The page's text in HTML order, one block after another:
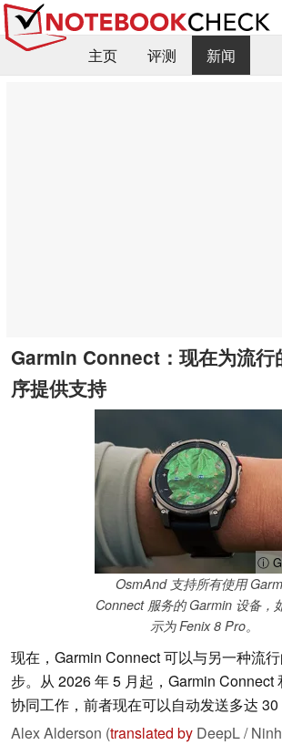
主页 评测
新闻
Garmin Connect：现在为流行
序提供支持
ⓘ
OsmAnd 支持所有使用
Connect 服务的 Garmin 设备，
示为 Fenix 8 Pro。
现在，Garmin Connect 可以与另一种流
步。从 2026 年 5 月起，Garmin Connect
协同工作，前者现在可以自动发送多达 30
Alex Alderson (translated by DeepL /